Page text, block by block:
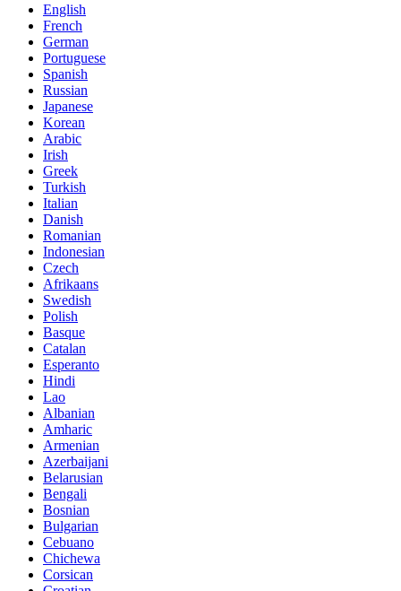
English
French
German
Portuguese
Spanish
Russian
Japanese
Korean
Arabic
Irish
Greek
Turkish
Italian
Danish
Romanian
Indonesian
Czech
Afrikaans
Swedish
Polish
Basque
Catalan
Esperanto
Hindi
Lao
Albanian
Amharic
Armenian
Azerbaijani
Belarusian
Bengali
Bosnian
Bulgarian
Cebuano
Chichewa
Corsican